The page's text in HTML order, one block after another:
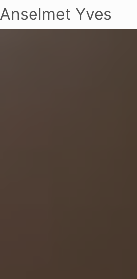
Anselmet Yves